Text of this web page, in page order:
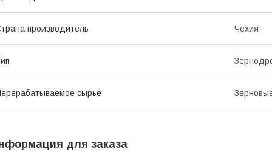
производитель Чехия
сырье
для заказа